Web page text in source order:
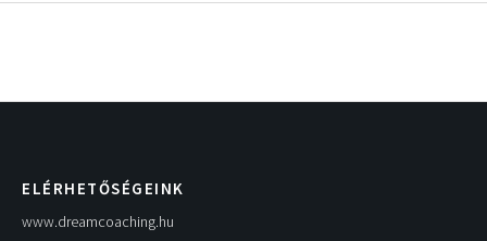
ELÉRHETŐSÉGEINK
www.dreamcoaching.hu